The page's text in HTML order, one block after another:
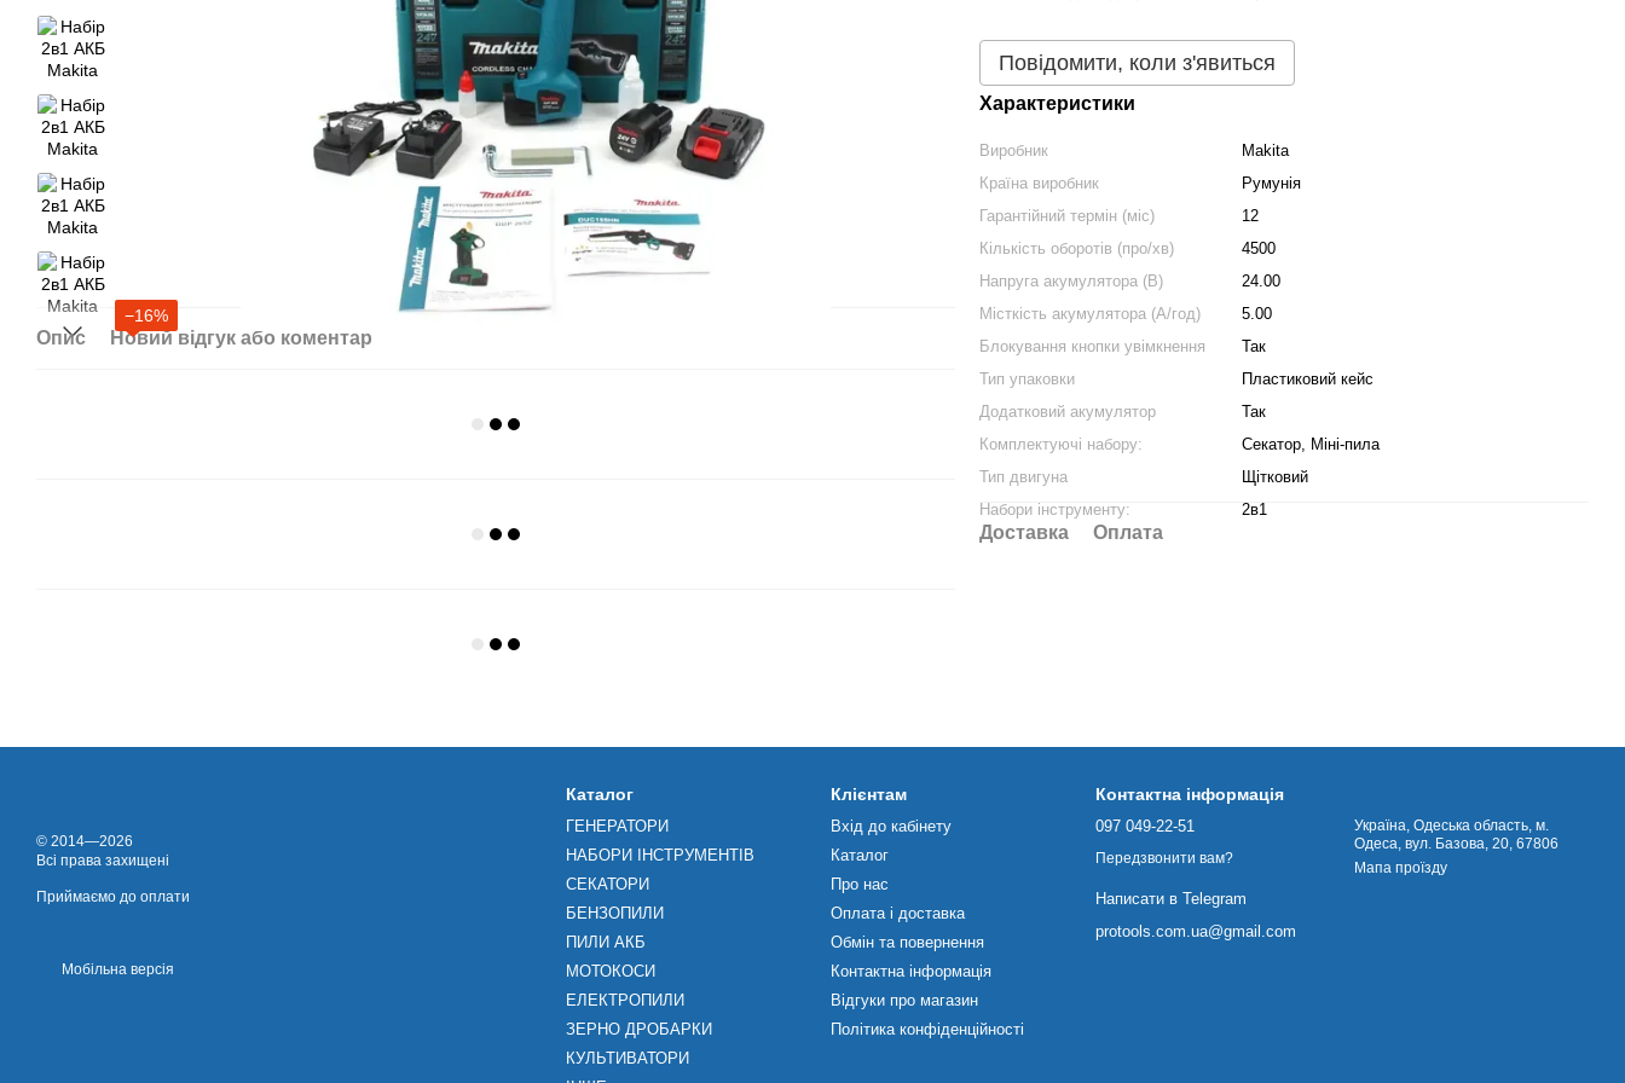
−16%
Опис Новий відгук або коментар
Повідомити, коли з'явиться
Характеристики
Виробник
Makita
Країна виробник
Румунія
Гарантійний термін (міс)
12
Кількість оборотів (про/хв)
4500
Напруга акумулятора (В)
24.00
Місткість акумулятора (А/год)
5.00
Блокування кнопки увімкнення
Так
Тип упаковки
Пластиковий кейс
Додатковий акумулятор
Так
Комплектуючі набору:
Секатор, Міні-пила
Тип двигуна
Щітковий
Набори інструменту:
2в1
Доставка Оплата
© 2014—2026
Всі права захищені
Приймаємо до оплати
Мобільна версія
Каталог
ГЕНЕРАТОРИ
НАБОРИ ІНСТРУМЕНТІВ
СЕКАТОРИ
БЕНЗОПИЛИ
ПИЛИ АКБ
МОТОКОСИ
ЕЛЕКТРОПИЛИ
ЗЕРНО ДРОБАРКИ
КУЛЬТИВАТОРИ
Клієнтам
Вхід до кабінету
Каталог
Про нас
Оплата і доставка
Обмін та повернення
Контактна інформація
Відгуки про магазин
Політика конфіденційності
Контактна інформація
097 049-22-51
Передзвонити вам?
Написати в Telegram
protools.com.ua@gmail.com
Українa, Одеська область, м.
Одеса, вул. Базова, 20, 67806
Мапа проїзду